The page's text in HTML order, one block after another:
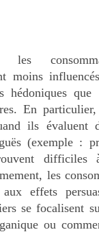
les
moins
hédoniques que
En
ils évaluent
(exemple :
difficiles
les
effets
se focalisent
ou